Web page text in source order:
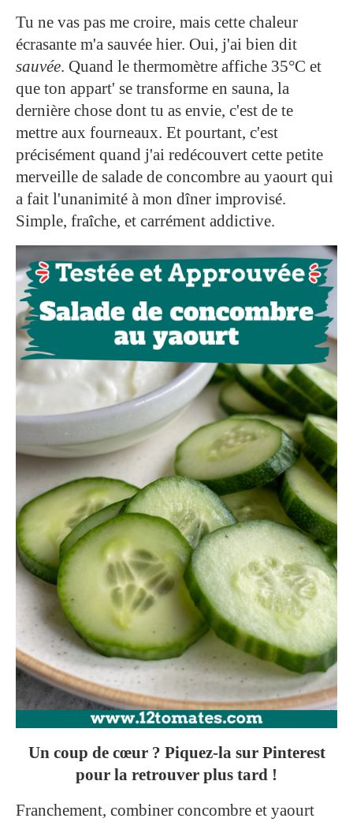
Tu ne vas pas me croire, mais cette chaleur
écrasante m'a sauvée hier. Oui, j'ai bien dit
sauvée. Quand le thermomètre affiche 35°C et
que ton appart' se transforme en sauna, la
dernière chose dont tu as envie, c'est de te
mettre aux fourneaux. Et pourtant, c'est
précisément quand j'ai redécouvert cette petite
merveille de salade de concombre au yaourt qui
a fait l'unanimité à mon dîner improvisé.
Simple, fraîche, et carrément addictive.
Un coup de cœur ? Piquez-la sur Pinterest
pour la retrouver plus tard !
Franchement, combiner concombre et yaourt